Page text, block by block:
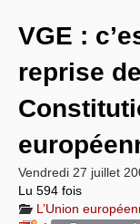
Gouvernance
Résistances
L’Empire américain
VGE :
reprise
Vendredi 27 juillet
Lu 594 fois
L’Union